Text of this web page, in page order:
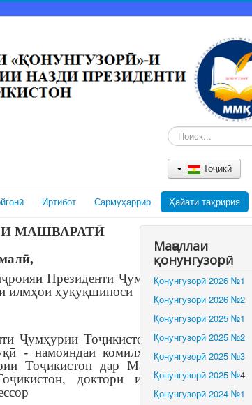
Искать...
Тоҷикӣ
Иртибот Сармуҳаррир Ҳайати таҳририя
МАШВАРАТӢ
Президенти Ҷумҳурии
илмҳои ҳуқуқшиносӣ
Ҷумҳурии Тоҷикистон оид
- намояндаи комилҳуқуқи
Тоҷикистон дар Маҷлиси
доктори илмҳои
Маҷаллаи
қонунгузорӣ
Қонунгузорӣ 2026 №1
Қонунгузорӣ 2026 №2
Қонунгузорӣ 2025 №1
Қонунгузорӣ 2025 №2
Қонунгузорӣ 2025 №3
Қонунгузорӣ 2025 №4
Қонунгузорӣ 2024 №1